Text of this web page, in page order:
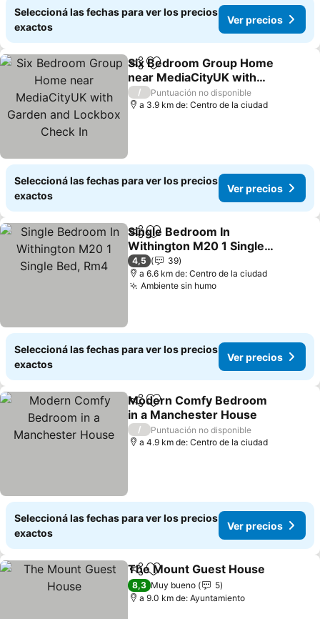
Seleccioná las fechas para ver los precios
exactos
Ver precios
CompartirAñadir a favoritos
Six Bedroom Group Home
near MediaCityUK with
Garden and Lockbox
Check In
/
Puntuación no disponible
a 3.9 km de: Centro de la ciudad
Seleccioná las fechas para ver los precios
exactos
Ver precios
CompartirAñadir a favoritos
Single Bedroom In
Withington M20 1 Single
Bed, Rm4
4,5
39
a 6.6 km de: Centro de la ciudad
Ambiente sin humo
Seleccioná las fechas para ver los precios
exactos
Ver precios
CompartirAñadir a favoritos
Modern Comfy Bedroom
in a Manchester House
/
Puntuación no disponible
a 4.9 km de: Centro de la ciudad
Seleccioná las fechas para ver los precios
exactos
Ver precios
CompartirAñadir a favoritos
The Mount Guest House
8,3 Muy bueno
5
a 9.0 km de: Ayuntamiento